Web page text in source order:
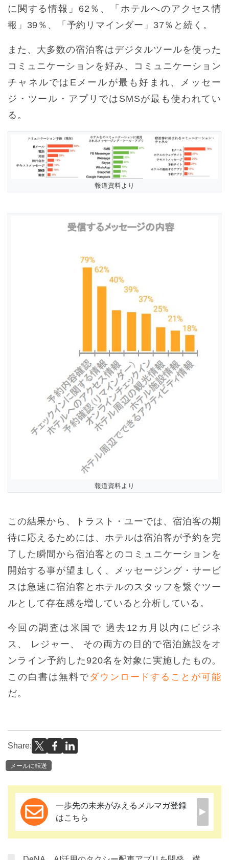
に関する情報」62％、「ホテルへのアクセス情
報」39％、「予約リマインダー」37％と続く。
また、大多数の宿泊客はデジタルツールを使った
コミュニケーションを好み、コミュニケーション
チャネルではEメールが最も好まれ、メッセー
ジ・ツール・アプリではSMSが最も使われてい
る。
報道資料より
報道資料より
この結果から、トラスト・ユーでは、宿泊客の期
待に応えるためには、ホテルは宿泊客が予約を完
了した瞬間から宿泊客とのコミュニケーションを
開始する事が望ましく、メッセージング・サービ
スは急速に宿泊客とホテルのスタッフを繋ぐツー
ルとして存在感を増していると分析している。
今回の調査は米国で 過去12カ月以内にビジネ
ス、 レジャー、 その両方の目的で宿泊施設をオ
ンライン予約した920名を対象に実施したもの。
この白書は無料でダウンロードすることが可能
だ。
Share:
メールに転送
一歩先の未来がみえるメルマガ登録
はこちら